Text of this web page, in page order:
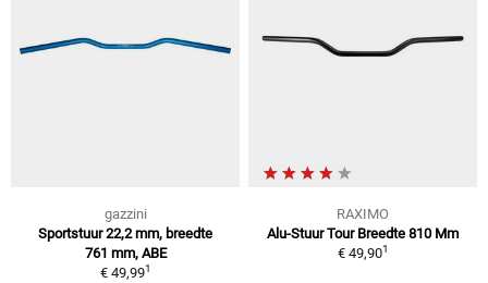
gazzini
Sportstuur 22,2 mm, breedte
761 mm, ABE
€ 49,991
RAXIMO
Alu-Stuur Tour Breedte 810 Mm
€ 49,901